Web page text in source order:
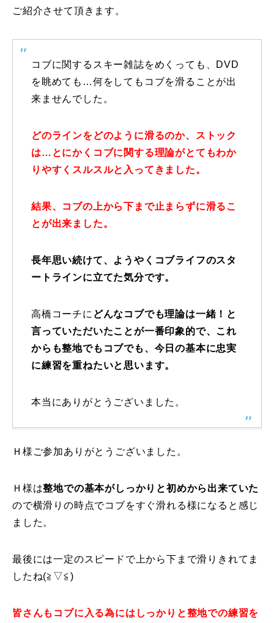
中級1
特別講座
インストラクター募集
コブレッスン参加のお客様の声
よくある質問
レッスン内容について
レッスン周辺に関して
お申し込みについて
動画で学ぶ
最新レッスン動画
Online Store
コブ斜面の滑り方解説動画
無料プレゼント動画
プレゼント Present
プレゼント付メルマガ
常時メルマガ
ご紹介させて頂きます。
コブに関するスキー雑誌をめくっても、DVD
を眺めても…何をしてもコブを滑ることが出
来ませんでした。
どのラインをどのように滑るのか、ストック
は…とにかくコブに関する理論がとてもわか
りやすくスルスルと入ってきました。
結果、コブの上から下まで止まらずに滑るこ
とが出来ました。
長年思い続けて、ようやくコブライフのスタ
ートラインに立てた気分です。
高橋コーチに どんなコブでも理論は一緒！と
言っていただいたことが一番印象的で、これ
からも整地でもコブでも、今日の基本に忠実
に練習を重ねたいと思います。
本当にありがとうございました。
Ｈ様ご参加ありがとうございました。
Ｈ様は整地での基本がしっかりと初めから出来ていた
ので横滑りの時点でコブをすぐ滑れる様になると感じ
ました。
最後には一定のスピードで上から下まで滑りきれてま
したね(≧▽≦)
皆さんもコブに入る為にはしっかりと整地での練習を